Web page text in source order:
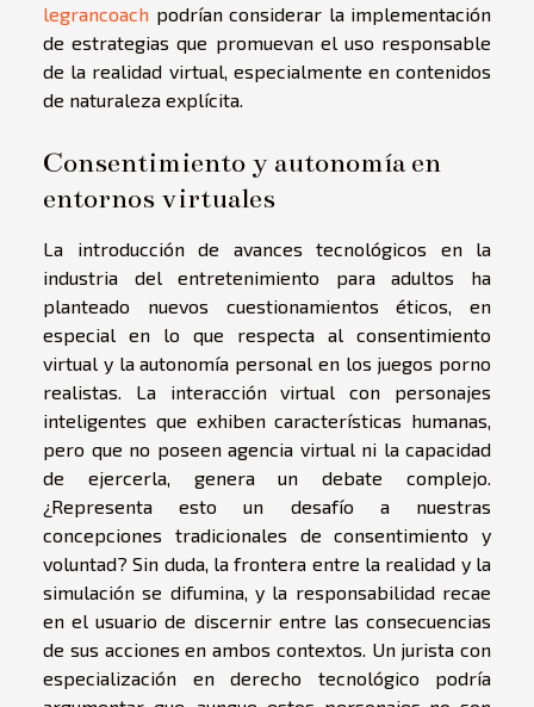
legrancoach podrían considerar la implementación
de estrategias que promuevan el uso responsable
de la realidad virtual, especialmente en contenidos
de naturaleza explícita.
Consentimiento y autonomía en
entornos virtuales
La introducción de avances tecnológicos en la
industria del entretenimiento para adultos ha
planteado nuevos cuestionamientos éticos, en
especial en lo que respecta al consentimiento
virtual y la autonomía personal en los juegos porno
realistas. La interacción virtual con personajes
inteligentes que exhiben características humanas,
pero que no poseen agencia virtual ni la capacidad
de ejercerla, genera un debate complejo.
¿Representa esto un desafío a nuestras
concepciones tradicionales de consentimiento y
voluntad? Sin duda, la frontera entre la realidad y la
simulación se difumina, y la responsabilidad recae
en el usuario de discernir entre las consecuencias
de sus acciones en ambos contextos. Un jurista con
especialización en derecho tecnológico podría